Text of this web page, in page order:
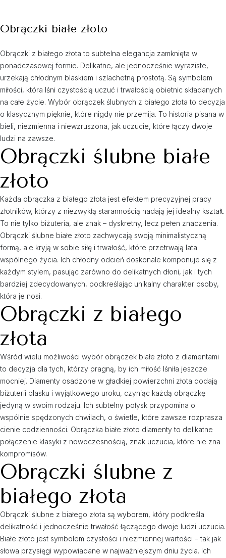
Obrączki białe złoto
Obrączki z białego złota to subtelna elegancja zamknięta w
ponadczasowej formie. Delikatne, ale jednocześnie wyraziste,
urzekają chłodnym blaskiem i szlachetną prostotą. Są symbolem
miłości, która lśni czystością uczuć i trwałością obietnic składanych
na całe życie. Wybór obrączek ślubnych z białego złota to decyzja
o klasycznym pięknie, które nigdy nie przemija. To historia pisana w
bieli, niezmienna i niewzruszona, jak uczucie, które łączy dwoje
ludzi na zawsze.
Obrączki ślubne białe
złoto
Każda obrączka z białego złota jest efektem precyzyjnej pracy
złotników, którzy z niezwykłą starannością nadają jej idealny kształt.
To nie tylko biżuteria, ale znak – dyskretny, lecz pełen znaczenia.
Obrączki ślubne białe złoto zachwycają swoją minimalistyczną
formą, ale kryją w sobie siłę i trwałość, które przetrwają lata
wspólnego życia. Ich chłodny odcień doskonale komponuje się z
każdym stylem, pasując zarówno do delikatnych dłoni, jak i tych
bardziej zdecydowanych, podkreślając unikalny charakter osoby,
która je nosi.
Obrączki z białego
złota
Wśród wielu możliwości wybór obrączek białe złoto z diamentami
to decyzja dla tych, którzy pragną, by ich miłość lśniła jeszcze
mocniej. Diamenty osadzone w gładkiej powierzchni złota dodają
biżuterii blasku i wyjątkowego uroku, czyniąc każdą obrączkę
jedyną w swoim rodzaju. Ich subtelny połysk przypomina o
wspólnie spędzonych chwilach, o świetle, które zawsze rozprasza
cienie codzienności. Obrączka białe złoto diamenty to delikatne
połączenie klasyki z nowoczesnością, znak uczucia, które nie zna
kompromisów.
Obrączki ślubne z
białego złota
Obrączki ślubne z białego złota są wyborem, który podkreśla
delikatność i jednocześnie trwałość łączącego dwoje ludzi uczucia.
Białe złoto jest symbolem czystości i niezmiennej wartości – tak jak
słowa przysięgi wypowiadane w najważniejszym dniu życia. Ich